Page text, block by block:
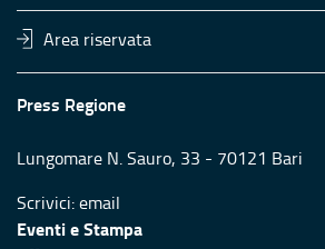
Area riservata
Press Regione
Lungomare N. Sauro, 33 - 70121 Bari
Scrivici:email
Eventi e Stampa